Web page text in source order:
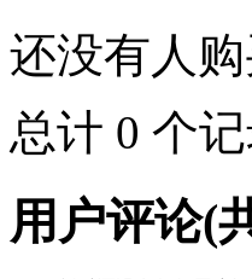
还没有人
总计 0 个
用户评论(